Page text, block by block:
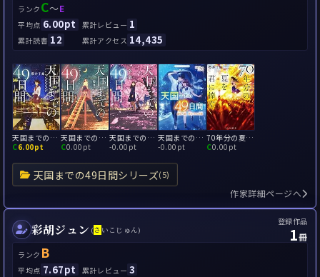
ランク C～E
平均点 6.00pt 累計レビュー 1
累計読書 12 累計アクセス 14,435
天国までの49日間シリーズ(5)
天国までの49日間
C6.00pt
天国までの49日間～アナザーストーリー～
C0.00pt
天国までの49日間～卒業～
-0.00pt
天国までの49日間 最後の夏、君がくれた奇跡
-0.00pt
70年分の夏を君に捧ぐ
C0.00pt
作家詳細ページへ
彩胡ジュン (さ いこじゅん)
登録作品
1冊
ランク B
平均点 7.67pt 累計レビュー 3